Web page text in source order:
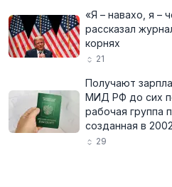
«Я – навахо, я –
рассказал
корнях
21
Получают
МИД РФ до сих
рабочая группа
созданная в
29